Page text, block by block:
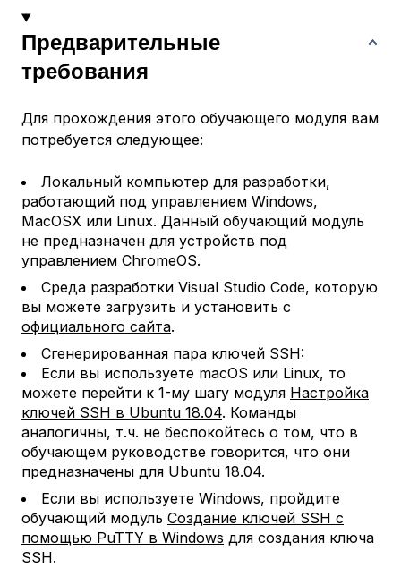
Предварительные
требования
Для прохождения этого обучающего модуля вам
потребуется следующее:
Локальный компьютер для разработки,
работающий под управлением Windows,
MacOSX или Linux. Данный обучающий модуль
не предназначен для устройств под
управлением ChromeOS.
Среда разработки Visual Studio Code, которую
вы можете загрузить и установить с
официального сайта.
Сгенерированная пара ключей SSH:
Если вы используете macOS или Linux, то
можете перейти к 1-му шагу модуля Настройка
ключей SSH в Ubuntu 18.04. Команды
аналогичны, т.ч. не беспокойтесь о том, что в
обучающем руководстве говорится, что они
предназначены для Ubuntu 18.04.
Если вы используете Windows, пройдите
обучающий модуль Создание ключей SSH с
помощью PuTTY в Windows для создания ключа
SSH.